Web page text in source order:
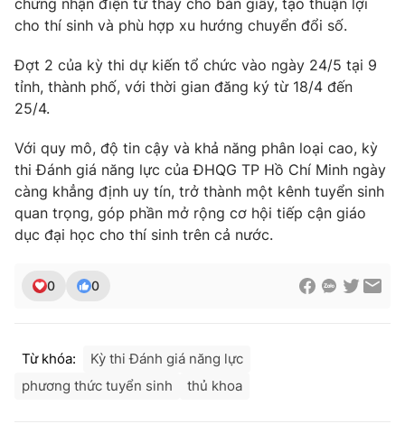
® Cấm sao chép dưới mọi hình thức nếu không có sự chấp
thông tin từ website này.
chứng nhận điện tử thay cho bản giấy, tạo thuận lợi
cho thí sinh và phù hợp xu hướng chuyển đổi số.
Đợt 2 của kỳ thi dự kiến tổ chức vào ngày 24/5 tại 9
tỉnh, thành phố, với thời gian đăng ký từ 18/4 đến
25/4.
Với quy mô, độ tin cậy và khả năng phân loại cao, kỳ
thi Đánh giá năng lực của ĐHQG TP Hồ Chí Minh ngày
càng khẳng định uy tín, trở thành một kênh tuyển sinh
quan trọng, góp phần mở rộng cơ hội tiếp cận giáo
dục đại học cho thí sinh trên cả nước.
0 0
Từ khóa:
Kỳ thi Đánh giá năng lực
phương thức tuyển sinh
thủ khoa